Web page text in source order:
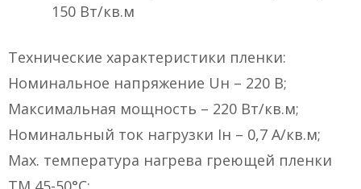
150 Вт/кв.м
Технические характеристики пленки:
Номинальное напряжение Uн – 220 В;
Максимальная мощность – 220 Вт/кв.м;
Номинальный ток нагрузки Iн – 0,7 А/кв.м;
Max. температура нагрева греющей пленки